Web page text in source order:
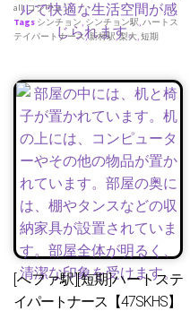
all,コシウォン
Tags シンチョン, シンチョン駅,ハートス
テイパートナース,新村駅,梨大,短期
[へファ駅][短期]ハートステ
イパートナース【47SKHS】